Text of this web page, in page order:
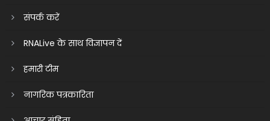
संपर्क करें
RNALive के साथ विज्ञापन दें
हमारी टीम
नागरिक पत्रकारिता